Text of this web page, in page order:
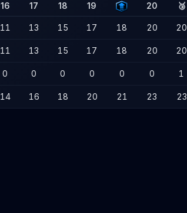
16 17 18 19 20 🥉
11 13 15 17 18 20 20
11 13 15 17 18 20 20
0 0 0 0 0 0 1
14 16 18 20 21 23 23